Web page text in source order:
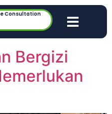
Consultation
Bergizi